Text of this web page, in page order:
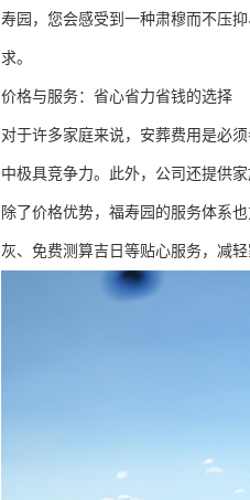
寿园，您会感受到一种肃穆而不压
求。
价格与服务：省心省力省钱的选择
对于许多家庭来说，安葬费用是必
中极具竞争力。此外，公司还提供
除了价格优势，福寿园的服务体系
灰、免费测算吉日等贴心服务，减